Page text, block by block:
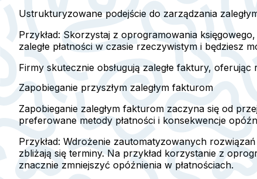
Ustrukturyzowane podejście do zarządzania
Przykład: Skorzystaj z oprogramowania
zaległe płatności w czasie rzeczywistym i będziesz
Firmy skutecznie obsługują zaległe faktury,
Zapobieganie przyszłym zaległym fakturom
Zapobieganie zaległym fakturom zaczyna się od
preferowane metody płatności i konsekwencje
Przykład: Wdrożenie zautomatyzowanych
zbliżają się terminy. Na przykład korzystanie z
znacznie zmniejszyć opóźnienia w płatnościach.